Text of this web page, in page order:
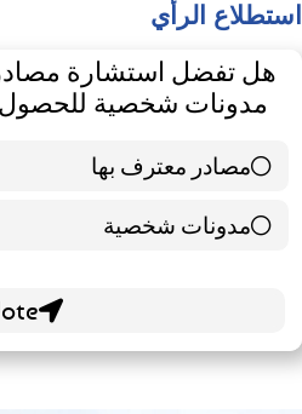
استطلاع الرأي
هل تفضل استشارة
مدونات شخصية
مصادر معترف بها
39 ( 65 % )
مدونات شخصية
21 ( 35 % )